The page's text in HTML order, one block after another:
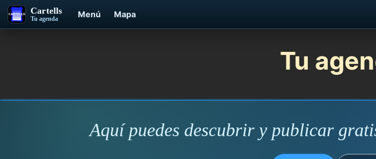
Cartells
Tu agenda Menú Mapa
Tu
Aquí puedes descubrir y publicar